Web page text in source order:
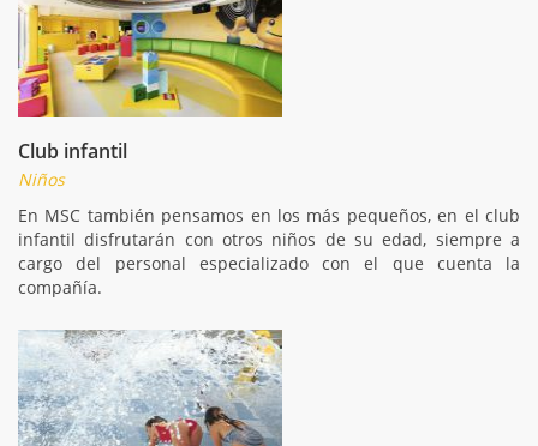
Club infantil
Niños
En MSC también pensamos en los más pequeños, en el club
infantil disfrutarán con otros niños de su edad, siempre a
cargo del personal especializado con el que cuenta la
compañía.